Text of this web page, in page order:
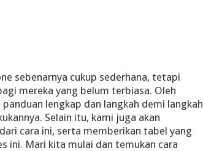
sebenarnya cukup sederhana, tetapi
mereka yang belum terbiasa. Oleh
lengkap dan langkah demi langkah
Selain itu, kami juga akan
cara ini, serta memberikan tabel yang
ini. Mari kita mulai dan temukan cara